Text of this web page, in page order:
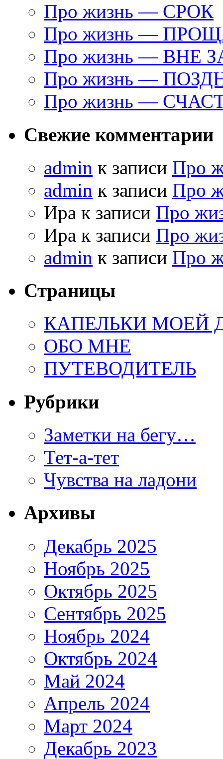
Про жизнь — СРОК
Про жизнь —
Про жизнь — ВНЕ
Про жизнь —
Про жизнь —
Свежие комментарии
admin к записи Про
admin к записи Про
Ира к записи Про
Ира к записи Про
admin к записи Про
Страницы
КАПЕЛЬКИ МОЕЙ
ОБО МНЕ
ПУТЕВОДИТЕЛЬ
Рубрики
Заметки на бегу…
Тет-а-тет
Чувства на ладони
Архивы
Декабрь 2025
Ноябрь 2025
Октябрь 2025
Сентябрь 2025
Ноябрь 2024
Октябрь 2024
Май 2024
Апрель 2024
Март 2024
Декабрь 2023